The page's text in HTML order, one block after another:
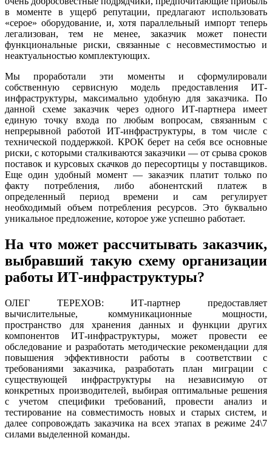
в моменте в ущерб репутации, предлагают использовать
«серое» оборудование, и, хотя параллельный импорт теперь
легализован, тем не менее, заказчик может понести
функциональные риски, связанные с несовместимостью и
неактуальностью комплектующих.
Мы проработали эти моменты и сформулировали
собственную сервисную модель предоставления ИТ-
инфраструктуры, максимально удобную для заказчика. По
данной схеме заказчик через одного ИТ-партнера имеет
единую точку входа по любым вопросам, связанным с
непрерывной работой ИТ-инфраструктуры, в том числе с
технической поддержкой. КРОК берет на себя все основные
риски, с которыми сталкиваются заказчики — от срыва сроков
поставок и курсовых скачков до пересортицы у поставщиков.
Еще один удобный момент — заказчик платит только по
факту потребления, либо абонентский платеж в
определенный период времени и сам регулирует
необходимый объем потребления ресурсов. Это буквально
уникальное предложение, которое уже успешно работает.
На что может рассчитывать заказчик,
выбравший такую схему организации
работы ИТ-инфраструктуры?
ОЛЕГ ТЕРЕХОВ: ИТ-партнер предоставляет
вычислительные, коммуникационные мощности,
пространство для хранения данных и функции других
компонентов ИТ-инфраструктуры, может провести ее
обследование и разработать методические рекомендации для
повышения эффективности работы в соответствии с
требованиями заказчика, разработать план миграции с
существующей инфраструктуры на независимую от
конкретных производителей, выбирая оптимальные решения
с учетом специфики требований, провести анализ и
тестирование на совместимость новых и старых систем, и
далее сопровождать заказчика на всех этапах в режиме 24\7
силами выделенной команды.